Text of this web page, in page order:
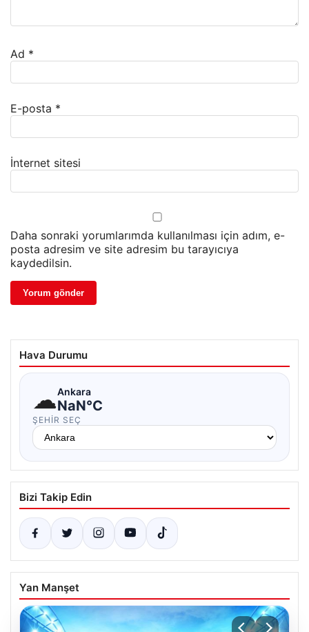
Ad *
E-posta *
İnternet sitesi
Daha sonraki yorumlarımda kullanılması için adım, e-
posta adresim ve site adresim bu tarayıcıya
kaydedilsin.
Hava Durumu
☁Ankara
NaN°C
ŞEHIR SEÇ
Bizi Takip Edin
Yan Manşet